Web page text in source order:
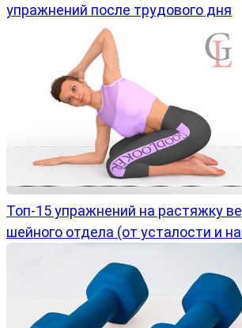
упражнений после трудового дня
Топ-15 упражнений на растяжку
шейного отдела (от усталости и